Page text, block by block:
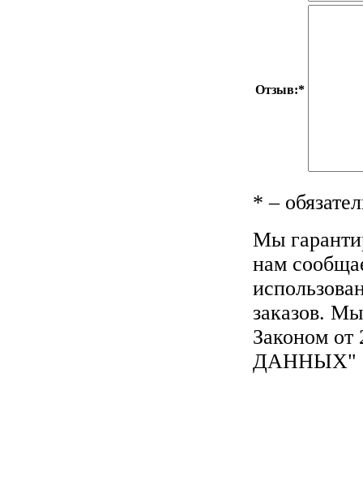
Отзыв:*
* –
Мы
нам
заказов.
Законом
ДАННЫХ"